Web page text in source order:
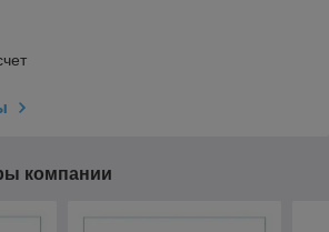
компании